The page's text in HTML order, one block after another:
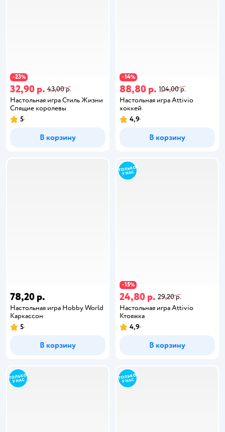
−23%
32,90 р. 43,00 р.
Настольная игра Стиль Жизни
Спящие королевы
5
В корзину
−14%
88,80 р. 104,00 р.
Настольная игра Attivio
хоккей
4,9
В корзину
78,20 р.
Настольная игра Hobby World
Каркассон
5
В корзину
−15%
24,80 р. 29,20 р.
Настольная игра Attivio
Ктояжка
4,9
В корзину